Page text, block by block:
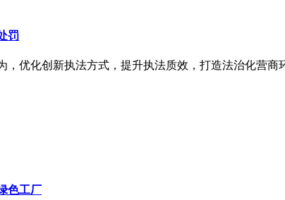
罚
，优化创新执法方式，提升执法质效，打造法治化营
色工厂